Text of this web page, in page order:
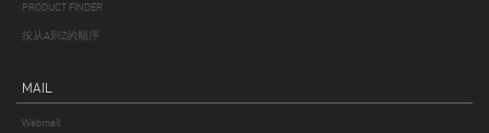
PRODUCT FINDER
按从A到Z的顺序
MAIL
Webmail